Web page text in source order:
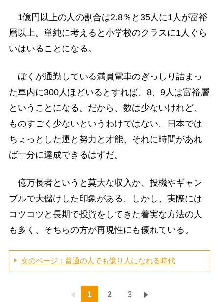
1億円以上の人の割合は2.8％と35人に1人が富裕
層以上。単純に考えると小学校のクラスに1人ぐら
いはいることになる。
ぼくが通勤している満員電車のぎっしり詰まっ
た車内に300人ほどいるとすれば、8、9人は富裕層
ということになる。だから、数は少ないけれど、
ものすごく少ないというわけではない。日本では
ちょっとした運と努力と才能、それに時間があれ
ば十分に達成できるはずだ。
億万長者というと莫大な収入か、投機やギャン
ブルで大儲けした印象がある。しかし、実際には
コツコツと長期で投資をしてきた着実な方法の人
も多く、そちらの方が再現性にも優れている。
次のページ：普通の人でも億り人になれる時代
1 2 3